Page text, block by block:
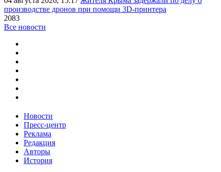
производстве дронов при помощи 3D‑принтера
2083
Все новости
Новости
Пресс-центр
Реклама
Редакция
Авторы
История